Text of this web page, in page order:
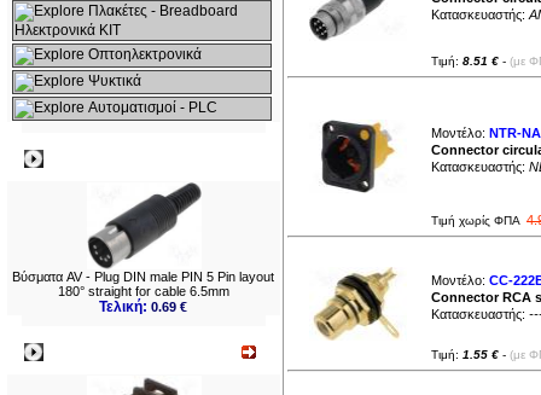
Πλακέτες - Breadboard
Ηλεκτρονικά ΚΙΤ
Οπτοηλεκτρονικά
Ψυκτικά
Αυτοματισμοί - PLC
Βύσματα AV - Plug DIN male PIN 5 Pin layout
180° straight for cable 6.5mm
Τελική:0.69 €
Κατασκευαστής:
Τιμή: 8.51 € - (με
Μοντέλο: NTR-
Connector
Κατασκευαστής:
Τιμή χωρίς ΦΠΑ
Μοντέλο: CC-
Connector RCA
Κατασκευαστής:
Τιμή: 1.55 € - (με